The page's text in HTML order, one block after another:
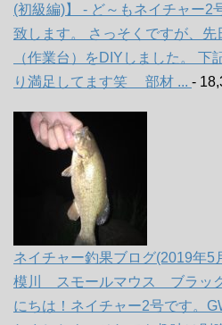
(初級編)】 - ど～もネイチャー2
致します。 さっそくですが、
（作業台）をDIYしました。 下
り満足してます笑 部材 ... -
ネイチャー釣果ブログ(2019年
模川 スモールマウス ブラッ
にちは！ネイチャー2号です。